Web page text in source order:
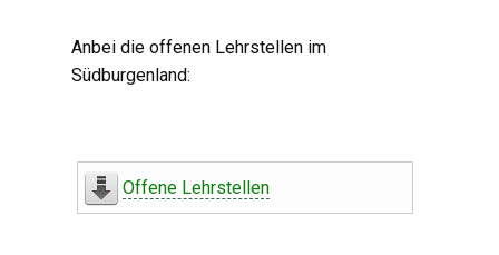
Anbei die offenen Lehrstellen im
Südburgenland:
Offene Lehrstellen